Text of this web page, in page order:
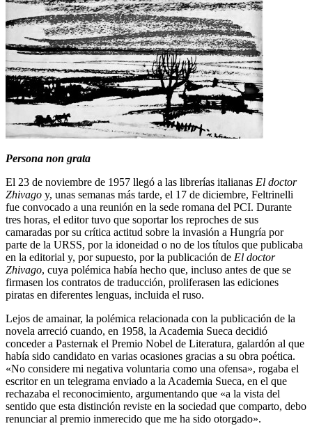
Persona non grata
El 23 de noviembre de 1957 llegó a las librerías italianas El doctor
Zhivago y, unas semanas más tarde, el 17 de diciembre, Feltrinelli
fue convocado a una reunión en la sede romana del PCI. Durante
tres horas, el editor tuvo que soportar los reproches de sus
camaradas por su crítica actitud sobre la invasión a Hungría por
parte de la URSS, por la idoneidad o no de los títulos que publicaba
en la editorial y, por supuesto, por la publicación de El doctor
Zhivago, cuya polémica había hecho que, incluso antes de que se
firmasen los contratos de traducción, proliferasen las ediciones
piratas en diferentes lenguas, incluida el ruso.
Lejos de amainar, la polémica relacionada con la publicación de la
nove­la arreció cuando, en 1958, la Academia Sueca decidió
conceder a Paster­nak el Premio Nobel de Literatura, galardón al que
había sido candidato en varias ocasiones gracias a su obra poética.
«No considere mi negativa voluntaria como una ofensa», rogaba el
escritor en un telegrama enviado a la Academia Sueca, en el que
rechazaba el reconocimiento, argumentando que «a la vista del
sentido que esta distinción reviste en la sociedad que comparto, debo
renunciar al premio inmerecido que me ha sido otorgado».